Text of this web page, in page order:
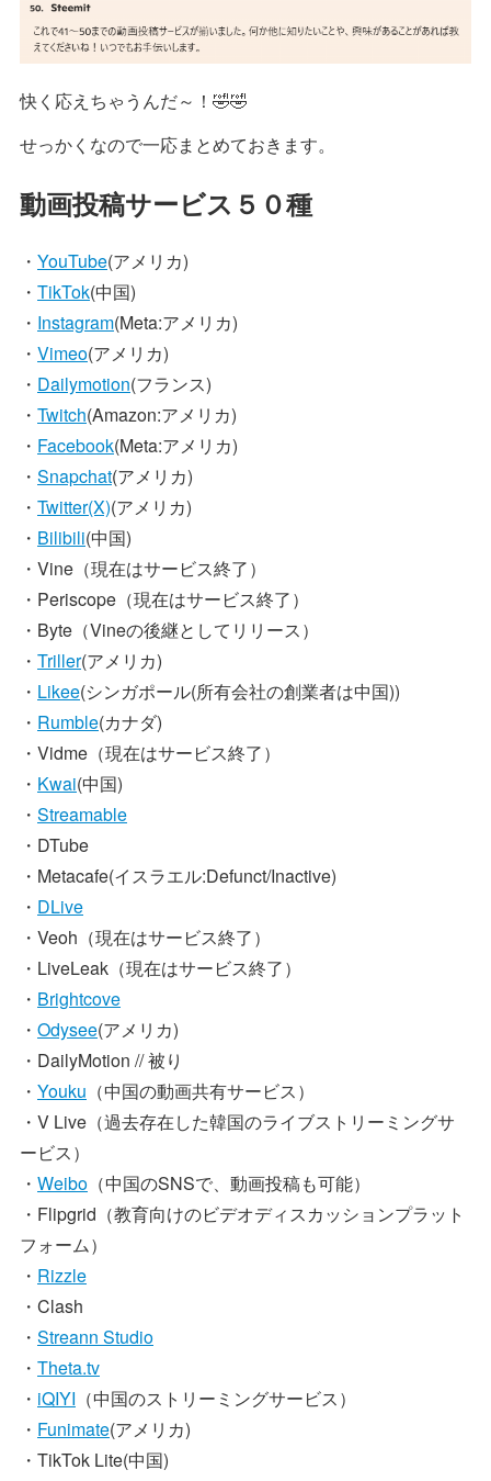
快く応えちゃうんだ～！🤣🤣
せっかくなので一応まとめておきます。
動画投稿サービス５０種
・ YouTube(アメリカ)
・ TikTok(中国)
・ Instagram(Meta:アメリカ)
・ Vimeo(アメリカ)
・ Dailymotion(フランス)
・ Twitch(Amazon:アメリカ)
・ Facebook(Meta:アメリカ)
・ Snapchat(アメリカ)
・ Twitter(X)(アメリカ)
・ Bilibili(中国)
・Vine（現在はサービス終了）
・Periscope（現在はサービス終了）
・Byte（Vineの後継としてリリース）
・ Triller(アメリカ)
・ Likee(シンガポール(所有会社の創業者は中国))
・ Rumble(カナダ)
・Vidme（現在はサービス終了）
・ Kwai(中国)
・ Streamable
・DTube
・Metacafe(イスラエル:Defunct/Inactive)
・ DLive
・Veoh（現在はサービス終了）
・LiveLeak（現在はサービス終了）
・ Brightcove
・ Odysee(アメリカ)
・DailyMotion // 被り
・ Youku （中国の動画共有サービス）
・V Live（過去存在した韓国のライブストリーミングサ
ービス）
・ Weibo （中国のSNSで、動画投稿も可能）
・Flipgrid（教育向けのビデオディスカッションプラット
フォーム）
・ Rizzle
・Clash
・ Streann Studio
・ Theta.tv
・ iQIYI （中国のストリーミングサービス）
・ Funimate(アメリカ)
・TikTok Lite(中国)